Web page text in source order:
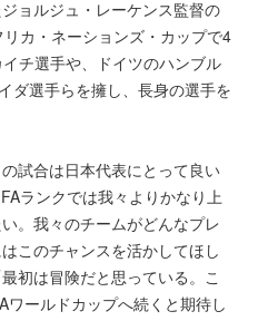
ョルジュ・レーケンス監督の
カ・ネーションズ・カップで4
チ選手や、ドイツのハンブル
ダ選手らを擁し、長身の選手を
試合は日本代表にとって良い
ランクでは我々よりかなり上
。我々のチームがどんなプレ
このチャンスを活かしてほし
初は冒険だと思っている。こ
ールドカップへ続くと期待し